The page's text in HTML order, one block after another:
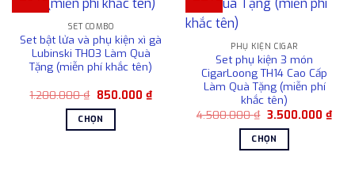
phẩm
trên
phẩm
thể.
Các
tùy
có
thể
được
biến
Các
tùy
chọn
có
thể
được
chọn
SET COMBO
Set bật lửa và phụ kiện xì gà
Lubinski TH03 Làm Quà
Tặng (miễn phí khắc tên)
1.200.000₫ Giá
là:
1.200.000 ₫.
850.000 ₫Giá
hiện
CHỌN
PHỤ KIỆN CIGAR
Set phụ kiện 3 món
CigarLoong TH14 Cao Cấp
Làm Quà Tặng (miễn phí
khắc tên)
4.500.000₫ Giá
là:
4.500.000 ₫.
3.500.000 ₫Giá
hiện
CHỌN